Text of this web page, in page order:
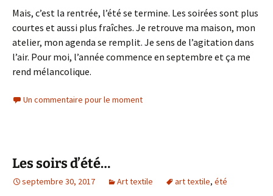
Mais, c’est la rentrée, l’été se termine. Les soirées sont plus
courtes et aussi plus fraîches. Je retrouve ma maison, mon
atelier, mon agenda se remplit. Je sens de l’agitation dans
l’air. Pour moi, l’année commence en septembre et ça me
rend mélancolique.
Un commentaire pour le moment
Les soirs d’été…
septembre 30, 2017 Art textile art textile, été